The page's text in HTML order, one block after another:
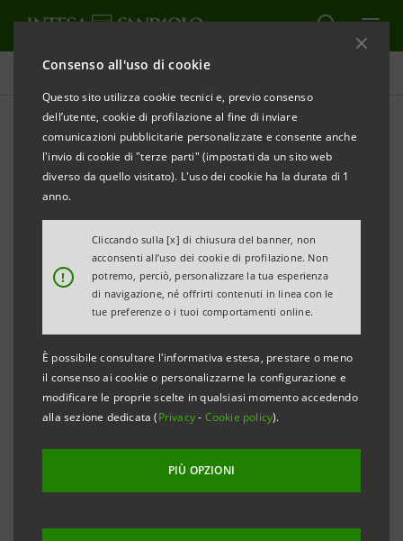
Consenso all'uso di cookie
Questo sito utilizza cookie tecnici e, previo consenso
dell’utente, cookie di profilazione al fine di inviare
comunicazioni pubblicitarie personalizzate e consente anche
l'invio di cookie di "terze parti" (impostati da un sito web
diverso da quello visitato). L'uso dei cookie ha la durata di 1
anno.
!
Cliccando sulla [x] di chiusura del banner, non
acconsenti all’uso dei cookie di profilazione. Non
potremo, perciò, personalizzare la tua esperienza
di navigazione, né offrirti contenuti in linea con le
tue preferenze o i tuoi comportamenti online.
È possibile consultare l'informativa estesa, prestare o meno
il consenso ai cookie o personalizzarne la configurazione e
modificare le proprie scelte in qualsiasi momento accedendo
alla sezione dedicata (Privacy- Cookie policy).
PIÙ OPZIONI
Comunicati stampa
STAMPA AGGIORNA
COMUNICATO STAMPA CONGIUNTO
TELEFONICA S.A. - ASSICURAZIONI GENERALI S.p.A. -
SINTONIA S.A. - INTESA SANPAOLO S.p.A. -
MEDIOBANCA S.p.A.
Milano, 7 maggio 2007– Si informa che i testi integrali
del patto parasociale e del contratto di
coinvestimento sottoscritti tra Telefonica,